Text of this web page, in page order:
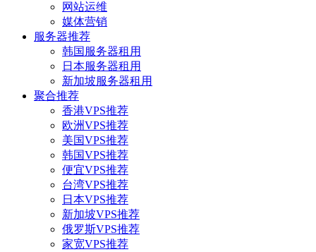
网站运维
媒体营销
服务器推荐
韩国服务器租用
日本服务器租用
新加坡服务器租用
聚合推荐
香港VPS推荐
欧洲VPS推荐
美国VPS推荐
韩国VPS推荐
便宜VPS推荐
台湾VPS推荐
日本VPS推荐
新加坡VPS推荐
俄罗斯VPS推荐
家宽VPS推荐